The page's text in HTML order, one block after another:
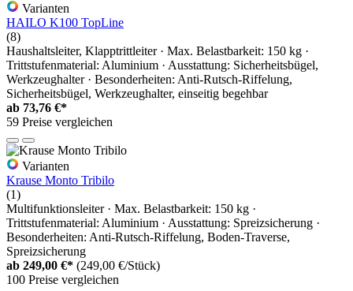
Varianten
HAILO K100 TopLine
(8)
Haushaltsleiter, Klapptrittleiter · Max. Belastbarkeit: 150 kg ·
Trittstufenmaterial: Aluminium · Ausstattung: Sicherheitsbügel,
Werkzeughalter · Besonderheiten: Anti-Rutsch-Riffelung,
Sicherheitsbügel, Werkzeughalter, einseitig begehbar
ab 73,76 €*
59 Preise vergleichen
Varianten
Krause Monto Tribilo
(1)
Multifunktionsleiter · Max. Belastbarkeit: 150 kg ·
Trittstufenmaterial: Aluminium · Ausstattung: Spreizsicherung ·
Besonderheiten: Anti-Rutsch-Riffelung, Boden-Traverse,
Spreizsicherung
ab 249,00 €* (249,00 €/Stück)
100 Preise vergleichen